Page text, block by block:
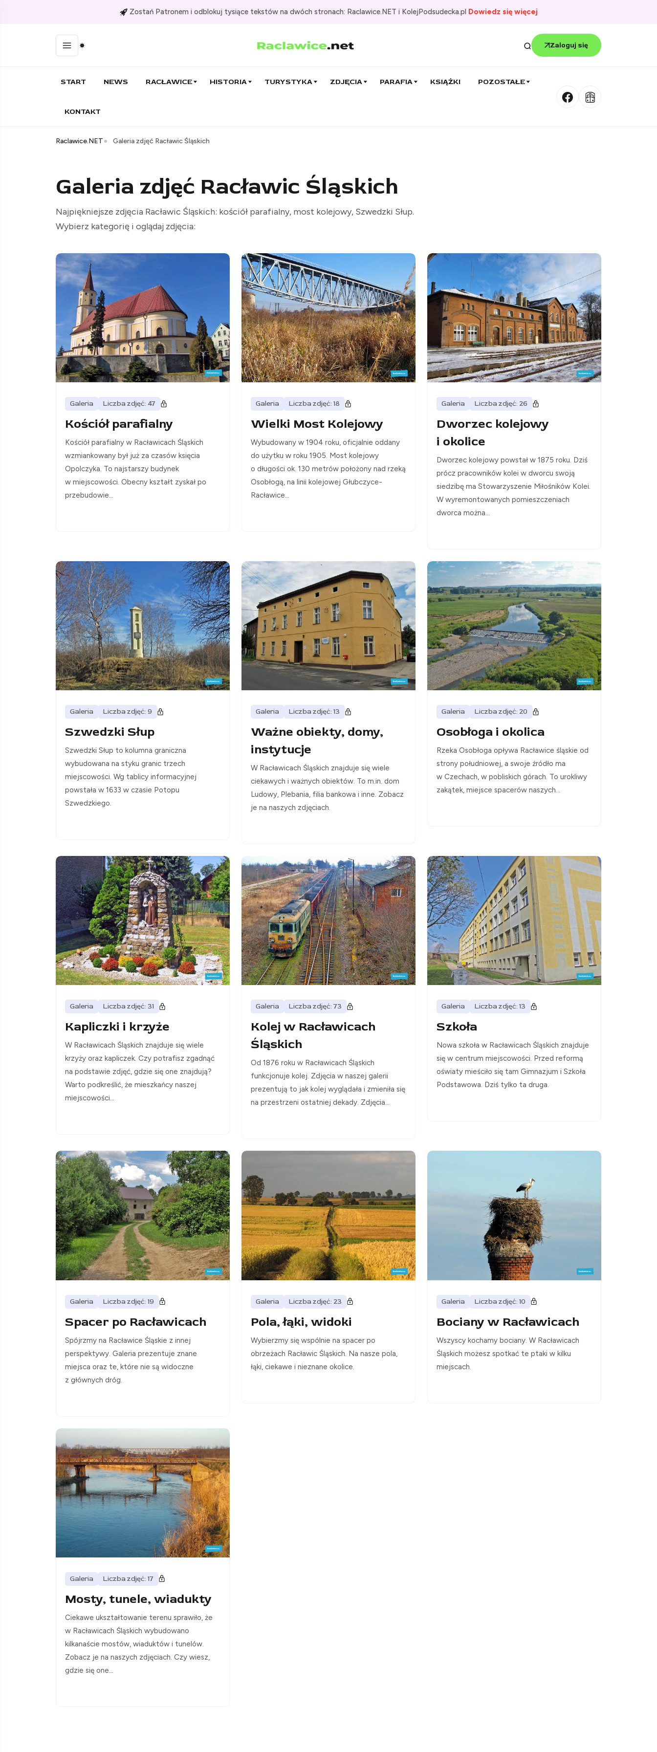
Zostań Patronem i odblokuj tysiące tekstów na dwóch stronach: Raclawice.NET i KolejPodsudecka.pl Dowiedz się więcej
Zaloguj się
START NEWS RACŁAWICE HISTORIA TURYSTYKA ZDJĘCIA PARAFIA KSIĄŻKI POZOSTAŁE
KONTAKT
Raclawice.NET Galeria zdjęć Racławic Śląskich
Galeria zdjęć Racławic Śląskich
Najpiękniejsze zdjęcia Racławic Śląskich: kościół parafialny, most kolejowy, Szwedzki Słup.
Wybierz kategorię i oglądaj zdjęcia:
Galeria Liczba zdjęć: 47
Kościół parafialny
Kościół parafialny w Racławicach Śląskich
wzmiankowany był już za czasów księcia
Opolczyka. To najstarszy budynek
w miejscowości. Obecny kształt zyskał po
przebudowie...
Galeria Liczba zdjęć: 18
Wielki Most Kolejowy
Wybudowany w 1904 roku, oficjalnie oddany
do użytku w roku 1905. Most kolejowy
o długości ok. 130 metrów położony nad rzeką
Osobłogą, na linii kolejowej Głubczyce-
Racławice...
Galeria Liczba zdjęć: 26
Dworzec kolejowy
i okolice
Dworzec kolejowy powstał w 1875 roku. Dziś
prócz pracowników kolei w dworcu swoją
siedzibę ma Stowarzyszenie Miłośników Kolei.
W wyremontowanych pomieszczeniach
dworca można...
Galeria Liczba zdjęć: 9
Szwedzki Słup
Szwedzki Słup to kolumna graniczna
wybudowana na styku granic trzech
miejscowości. Wg tablicy informacyjnej
powstała w 1633 w czasie Potopu
Szwedzkiego.
Galeria Liczba zdjęć: 13
Ważne obiekty, domy,
instytucje
W Racławicach Śląskich znajduje się wiele
ciekawych i ważnych obiektów. To m.in. dom
Ludowy, Plebania, filia bankowa i inne. Zobacz
je na naszych zdjęciach.
Galeria Liczba zdjęć: 20
Osobłoga i okolica
Rzeka Osobłoga opływa Racławice śląskie od
strony południowej, a swoje źródło ma
w Czechach, w pobliskich górach. To urokliwy
zakątek, miejsce spacerów naszych...
Galeria Liczba zdjęć: 31
Kapliczki i krzyże
W Racławicach Śląskich znajduje się wiele
krzyży oraz kapliczek. Czy potrafisz zgadnąć
na podstawie zdjęć, gdzie się one znajdują?
Warto podkreślić, że mieszkańcy naszej
miejscowości...
Galeria Liczba zdjęć: 73
Kolej w Racławicach
Śląskich
Od 1876 roku w Racławicach Śląskich
funkcjonuje kolej. Zdjęcia w naszej galerii
prezentują to jak kolej wyglądała i zmieniła się
na przestrzeni ostatniej dekady. Zdjęcia...
Galeria Liczba zdjęć: 13
Szkoła
Nowa szkoła w Racławicach Śląskich znajduje
się w centrum miejscowości. Przed reformą
oświaty mieściło się tam Gimnazjum i Szkoła
Podstawowa. Dziś tylko ta druga.
Galeria Liczba zdjęć: 19
Spacer po Racławicach
Spójrzmy na Racławice Śląskie z innej
perspektywy. Galeria prezentuje znane
miejsca oraz te, które nie są widoczne
z głównych dróg.
Galeria Liczba zdjęć: 23
Pola, łąki, widoki
Wybierzmy się wspólnie na spacer po
obrzeżach Racławic Śląskich. Na nasze pola,
łąki, ciekawe i nieznane okolice.
Galeria Liczba zdjęć: 10
Bociany w Racławicach
Wszyscy kochamy bociany. W Racławicach
Śląskich możesz spotkać te ptaki w kilku
miejscach.
Galeria Liczba zdjęć: 17
Mosty, tunele, wiadukty
Ciekawe ukształtowanie terenu sprawiło, że
w Racławicach Śląskich wybudowano
kilkanaście mostów, wiaduktów i tunelów.
Zobacz je na naszych zdjęciach. Czy wiesz,
gdzie się one...